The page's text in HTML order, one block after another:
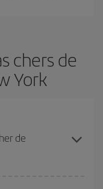
chers de
York
de